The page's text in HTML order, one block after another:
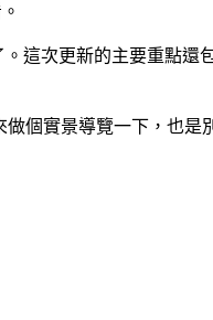
這次更新的主要重點還
個實景導覽一下，也是